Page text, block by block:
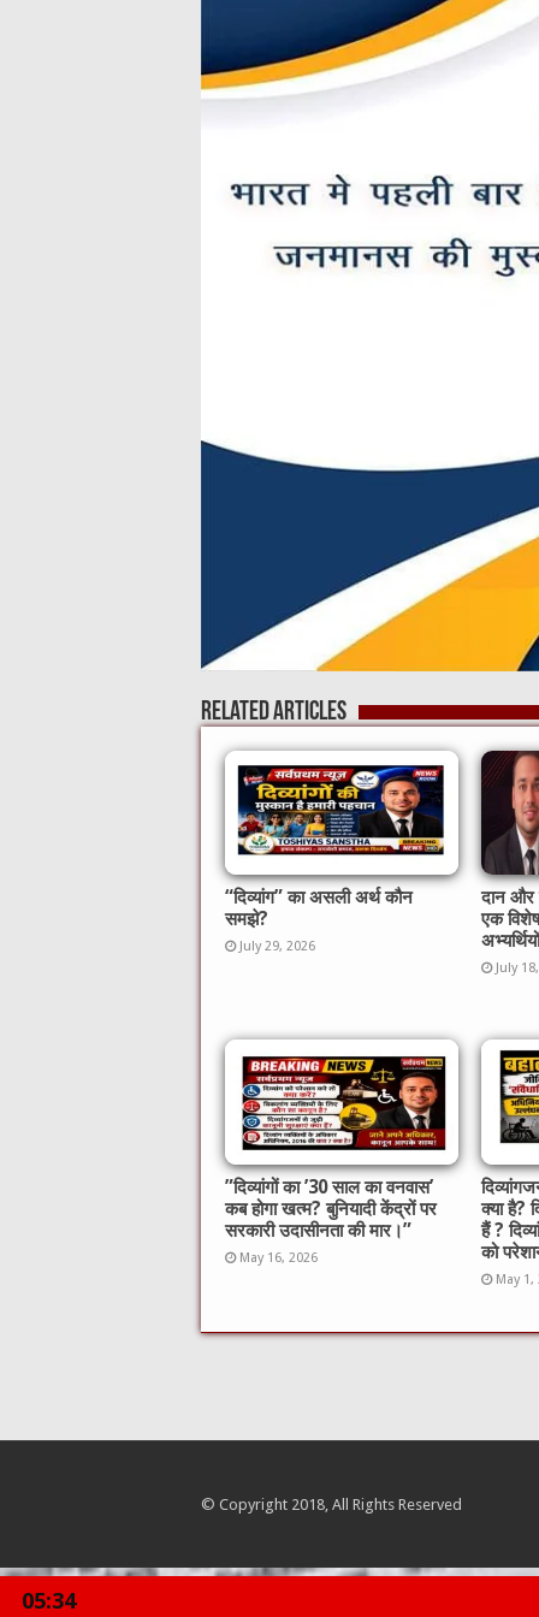
Related Articles
“दिव्यांग” का असली अर्थ कौन
समझे?
July 29, 2026
दान और
एक
July
​”दिव्यांगों का ’30 साल का वनवास’
कब होगा खत्म? बुनियादी केंद्रों पर
सरकारी उदासीनता की मार।”
May 16, 2026
क्या है?
हैं ?
को
May 1,
© Copyright 2018, All Rights Reserved
05:34